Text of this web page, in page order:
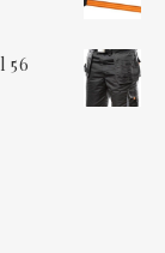
56